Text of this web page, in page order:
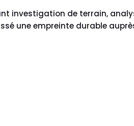
investigation de terrain,
une empreinte durable